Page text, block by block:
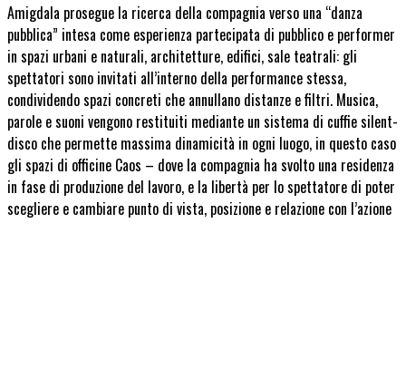
Amigdala prosegue la ricerca della compagnia verso una “danza
pubblica” intesa come esperienza partecipata di pubblico e performer
in spazi urbani e naturali, architetture, edifici, sale teatrali: gli
spettatori sono invitati all’interno della performance stessa,
condividendo spazi concreti che annullano distanze e filtri. Musica,
parole e suoni vengono restituiti mediante un sistema di cuffie silent-
disco che permette massima dinamicità in ogni luogo, in questo caso
gli spazi di officine Caos – dove la compagnia ha svolto una residenza
in fase di produzione del lavoro, e la libertà per lo spettatore di poter
scegliere e cambiare punto di vista, posizione e relazione con l’azione